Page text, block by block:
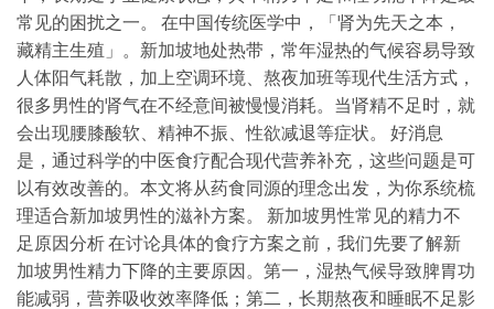
常见的困扰之一。 在中国传统医学中，「肾为先天之本，
藏精主生殖」。新加坡地处热带，常年湿热的气候容易导致
人体阳气耗散，加上空调环境、熬夜加班等现代生活方式，
很多男性的肾气在不经意间被慢慢消耗。当肾精不足时，就
会出现腰膝酸软、精神不振、性欲减退等症状。 好消息
是，通过科学的中医食疗配合现代营养补充，这些问题是可
以有效改善的。本文将从药食同源的理念出发，为你系统梳
理适合新加坡男性的滋补方案。 新加坡男性常见的精力不
足原因分析 在讨论具体的食疗方案之前，我们先要了解新
加坡男性精力下降的主要原因。第一，湿热气候导致脾胃功
能减弱，营养吸收效率降低；第二，长期熬夜和睡眠不足影